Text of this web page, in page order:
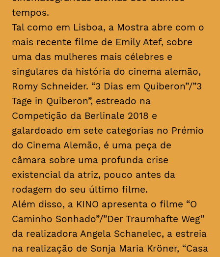
tempos.
Tal como em Lisboa, a Mostra abre com o
mais recente filme de Emily Atef, sobre
uma das mulheres mais célebres e
singulares da história do cinema alemão,
Romy Schneider. “3 Dias em Quiberon”/”3
Tage in Quiberon”, estreado na
Competição da Berlinale 2018 e
galardoado em sete categorias no Prémio
do Cinema Alemão, é uma peça de
câmara sobre uma profunda crise
existencial da atriz, pouco antes da
rodagem do seu último filme.
Além disso, a KINO apresenta o filme “O
Caminho Sonhado”/”Der Traumhafte Weg”
da realizadora Angela Schanelec, a estreia
na realização de Sonja Maria Kröner, “Casa